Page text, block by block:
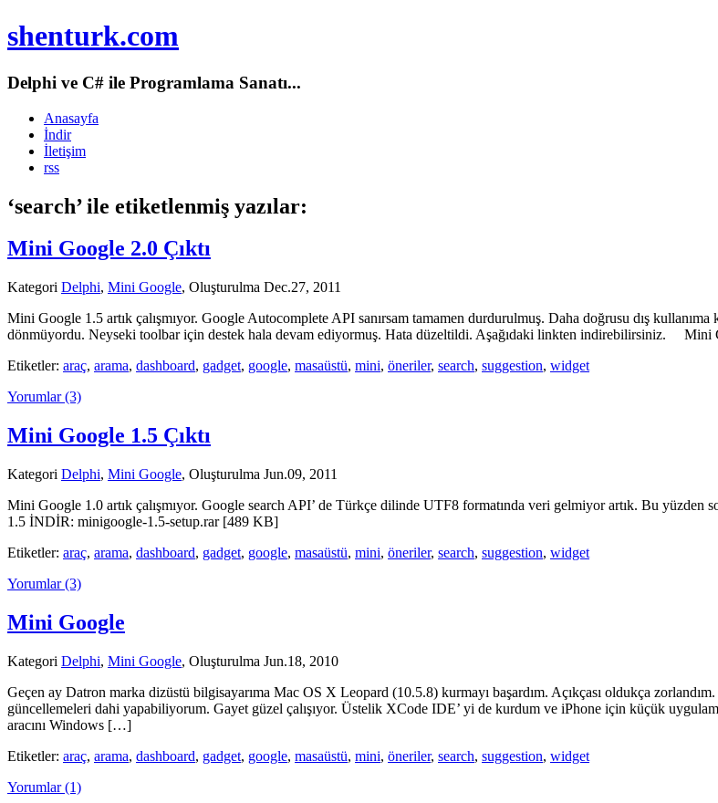
shenturk.com
Delphi ve C# ile Programlama Sanatı...
Anasayfa
İndir
İletişim
rss
‘search’ ile etiketlenmiş yazılar:
Mini Google 2.0 Çıktı
Kategori Delphi, Mini Google, Oluşturulma Dec.27, 2011
Mini Google 1.5 artık çalışmıyor. Google Autocomplete API sanırsam tamamen durdurulmuş. Daha doğrusu dış
dönmüyordu. Neyseki toolbar için destek hala devam ediyormuş. Hata düzeltildi. Aşağıdaki linkten indirebilirsiniz.
Etiketler: araç, arama, dashboard, gadget, google, masaüstü, mini, öneriler, search, suggestion, widget
Yorumlar (3)
Mini Google 1.5 Çıktı
Kategori Delphi, Mini Google, Oluşturulma Jun.09, 2011
Mini Google 1.0 artık çalışmıyor. Google search API’ de Türkçe dilinde UTF8 formatında veri gelmiyor artık. Bu
1.5 İNDİR: minigoogle-1.5-setup.rar [489 KB]
Etiketler: araç, arama, dashboard, gadget, google, masaüstü, mini, öneriler, search, suggestion, widget
Yorumlar (3)
Mini Google
Kategori Delphi, Mini Google, Oluşturulma Jun.18, 2010
Geçen ay Datron marka dizüstü bilgisayarıma Mac OS X Leopard (10.5.8) kurmayı başardım. Açıkçası oldukça
güncellemeleri dahi yapabiliyorum. Gayet güzel çalışıyor. Üstelik XCode IDE’ yi de kurdum ve iPhone için küçük
aracını Windows […]
Etiketler: araç, arama, dashboard, gadget, google, masaüstü, mini, öneriler, search, suggestion, widget
Yorumlar (1)